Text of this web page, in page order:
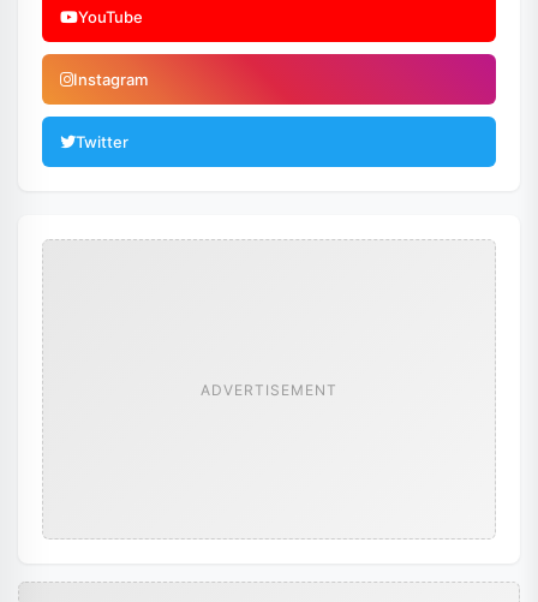
YouTube
Instagram
Twitter
ADVERTISEMENT